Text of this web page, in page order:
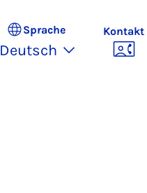
Sprache
Deutsch
Kontakt